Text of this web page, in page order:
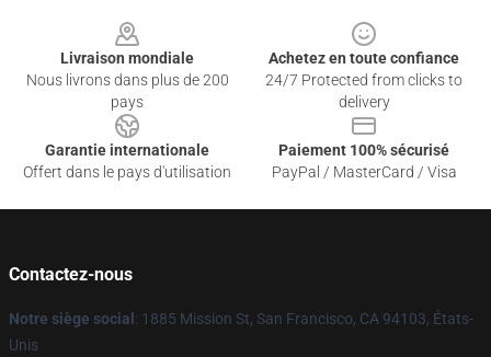
Livraison mondiale
Nous livrons dans plus de 200
pays
Achetez en toute confiance
24/7 Protected from clicks to
delivery
Garantie internationale
Offert dans le pays d'utilisation
Paiement 100% sécurisé
PayPal / MasterCard / Visa
Contactez-nous
Notre siège social : 1885 Mission St, San Francisco, CA 94103, États-
Unis